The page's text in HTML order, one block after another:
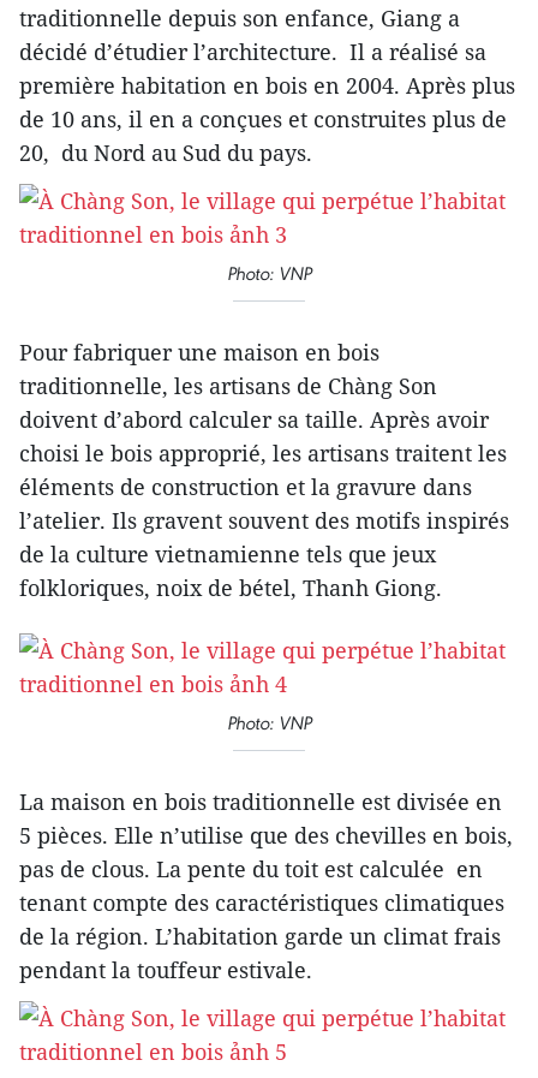
traditionnelle depuis son enfance, Giang a
décidé d’étudier l’architecture. Il a réalisé sa
première habitation en bois en 2004. Après plus
de 10 ans, il en a conçues et construites plus de
20, du Nord au Sud du pays.
Photo: VNP
Pour fabriquer une maison en bois
traditionnelle, les artisans de Chàng Son
doivent d’abord calculer sa taille. Après avoir
choisi le bois approprié, les artisans traitent les
éléments de construction et la gravure dans
l’atelier. Ils gravent souvent des motifs inspirés
de la culture vietnamienne tels que jeux
folkloriques, noix de bétel, Thanh Giong.
Photo: VNP
La maison en bois traditionnelle est divisée en
5 pièces. Elle n’utilise que des chevilles en bois,
pas de clous. La pente du toit est calculée en
tenant compte des caractéristiques climatiques
de la région. L’habitation garde un climat frais
pendant la touffeur estivale.